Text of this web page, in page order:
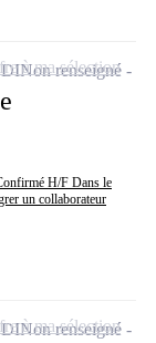
H/F Dans le
un collaborateur
Non renseigné
à ma sélection
Non renseigné
à ma sélection